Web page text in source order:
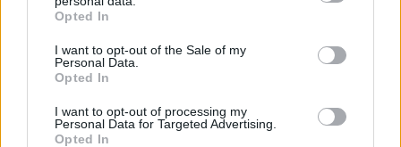
grant or deny consent to Google and its third-party tags to
use your data for below specified purposes in below Google
consent section.
Opted In
I want to opt-out of the Sale of my
Personal Data.
Opted In
I want to opt-out of processing my
Personal Data for Targeted Advertising.
Opted In